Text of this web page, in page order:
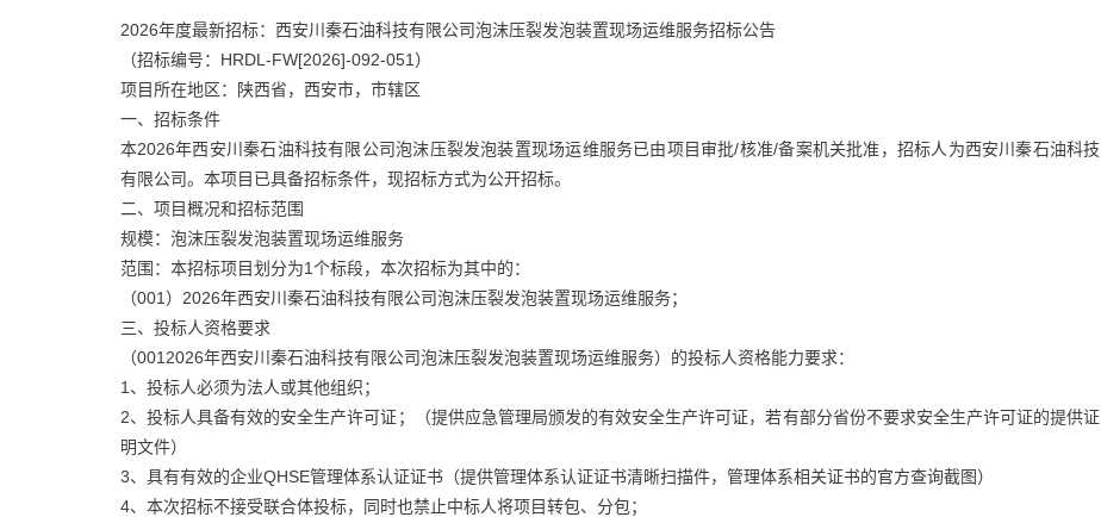
2026年度最新招标：西安川秦石油科技有限公司泡沫压裂发泡装置现场运维服务招标公告
（招标编号：HRDL-FW[2026]-092-051）
项目所在地区：陕西省，西安市，市辖区
一、招标条件
本2026年西安川秦石油科技有限公司泡沫压裂发泡装置现场运维服务已由项目审批/核准/备案机关批准，招标人为西安川秦石油科技
有限公司。本项目已具备招标条件，现招标方式为公开招标。
二、项目概况和招标范围
规模：泡沫压裂发泡装置现场运维服务
范围：本招标项目划分为1个标段，本次招标为其中的：
（001）2026年西安川秦石油科技有限公司泡沫压裂发泡装置现场运维服务；
三、投标人资格要求
（0012026年西安川秦石油科技有限公司泡沫压裂发泡装置现场运维服务）的投标人资格能力要求：
1、投标人必须为法人或其他组织；
2、投标人具备有效的安全生产许可证；（提供应急管理局颁发的有效安全生产许可证，若有部分省份不要求安全生产许可证的提供证
明文件）
3、具有有效的企业QHSE管理体系认证证书（提供管理体系认证证书清晰扫描件，管理体系相关证书的官方查询截图）
4、本次招标不接受联合体投标，同时也禁止中标人将项目转包、分包；